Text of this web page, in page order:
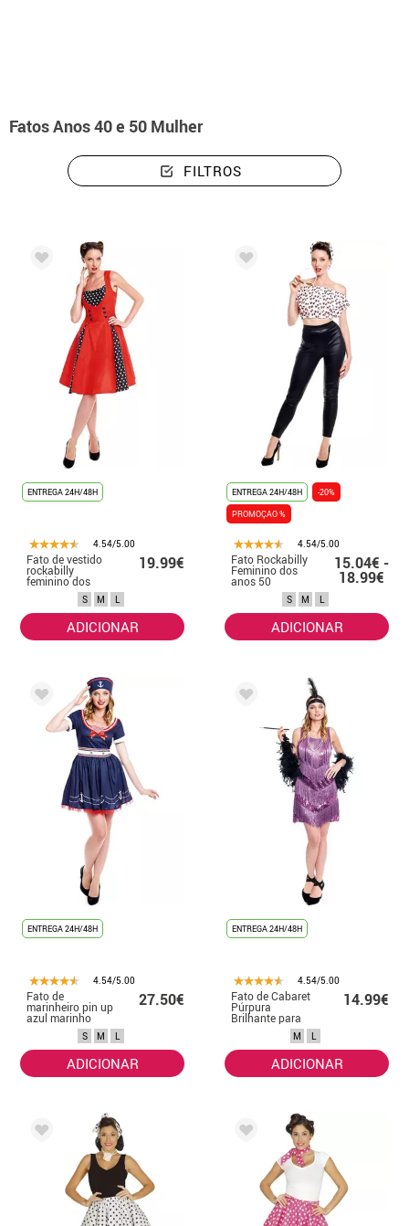
Fatos Anos 40 e 50 Mulher
FILTROS
ENTREGA 24H/48H
4.54/5.00
Fato de vestido
rockabilly
feminino dos
19.99€
S M L
ADICIONAR
ENTREGA 24H/48H
-20%
PROMOÇAO %
4.54/5.00
Fato Rockabilly
Feminino dos
anos 50
15.04€ -
18.99€
S M L
ADICIONAR
ENTREGA 24H/48H
4.54/5.00
Fato de
marinheiro pin up
azul marinho
para mulher
27.50€
S M L
ADICIONAR
ENTREGA 24H/48H
4.54/5.00
Fato de Cabaret
Púrpura
Brilhante para
14.99€
M L
ADICIONAR